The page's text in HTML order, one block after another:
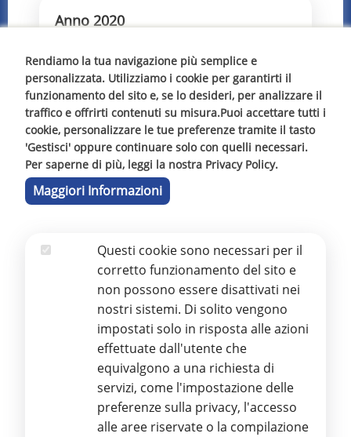
Rendiamo la tua navigazione più semplice e
personalizzata. Utilizziamo i cookie per garantirti il
funzionamento del sito e, se lo desideri, per analizzare il
traffico e offrirti contenuti su misura.Puoi accettare tutti i
cookie, personalizzare le tue preferenze tramite il tasto
'Gestisci' oppure continuare solo con quelli necessari.
Per saperne di più, leggi la nostra Privacy Policy.
Maggiori Informazioni
Questi cookie sono necessari per il
corretto funzionamento del sito e
non possono essere disattivati nei
nostri sistemi. Di solito vengono
impostati solo in risposta alle azioni
effettuate dall'utente che
equivalgono a una richiesta di
servizi, come l'impostazione delle
preferenze sulla privacy, l'accesso
alle aree riservate o la compilazione
Anno 2020
Anno 2021
Bilancio di esercizio 2021
Bilancio Sociale 2021
Anno 2022
Bilancio Sociale 2022
Anno 2023
Bilancio 2023 e relazione di missione